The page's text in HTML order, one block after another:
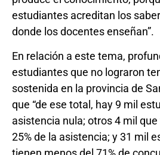
estudiantes acreditan los
donde los docentes enseñan”.
En relación a este tema,
estudiantes que no lograron
sostenida en la provincia de
que “de ese total, hay 9 mil
asistencia nula; otros 4 mil
25% de la asistencia; y 31 mil